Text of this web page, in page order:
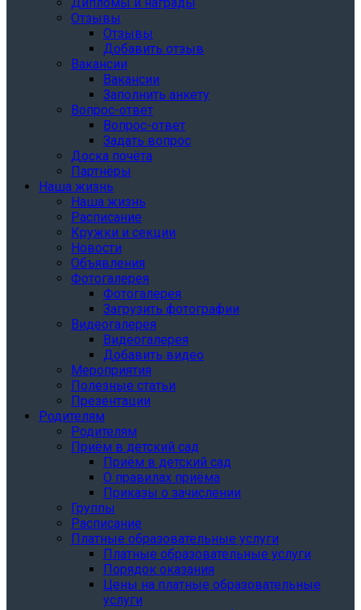
Отзывы
Отзывы
Добавить отзыв
Вакансии
Вакансии
Заполнить анкету
Вопрос-ответ
Вопрос-ответ
Задать вопрос
Доска почёта
Партнёры
Наша жизнь
Наша жизнь
Расписание
Кружки и секции
Новости
Объявления
Фотогалерея
Фотогалерея
Загрузить фотографии
Видеогалерея
Видеогалерея
Добавить видео
Мероприятия
Полезные статьи
Презентации
Родителям
Родителям
Приём в детский сад
Приём в детский сад
О правилах приёма
Приказы о зачислении
Группы
Расписание
Платные образовательные услуги
Платные образовательные услуги
Порядок оказания
Цены на платные образовательные
услуги